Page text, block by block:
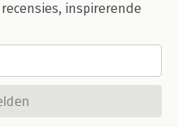
inspirerende